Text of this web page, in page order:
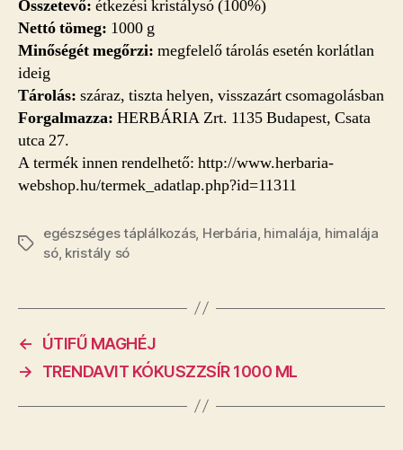
Összetevő: étkezési kristálysó (100%)
Nettó tömeg: 1000 g
Minőségét megőrzi: megfelelő tárolás esetén korlátlan
ideig
Tárolás: száraz, tiszta helyen, visszazárt csomagolásban
Forgalmazza: HERBÁRIA Zrt. 1135 Budapest, Csata
utca 27.
A termék innen rendelhető: http://www.herbaria-
webshop.hu/termek_adatlap.php?id=11311
Címkék
egészséges táplálkozás, Herbária himalája himalája
só, kristály só
←
ÚTIFŰ MAGHÉJ
→
TRENDAVIT KÓKUSZZSÍR 1000 ML